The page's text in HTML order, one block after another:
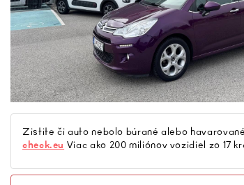
Zistite či auto nebolo búrané alebo
check.eu Viac ako 200 miliónov vozidiel zo 17